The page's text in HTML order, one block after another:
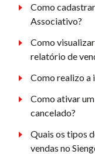
Como
Associativo?
Como
relatório de
Como realizo a
Como ativar
cancelado?
Quais os tipos
vendas no